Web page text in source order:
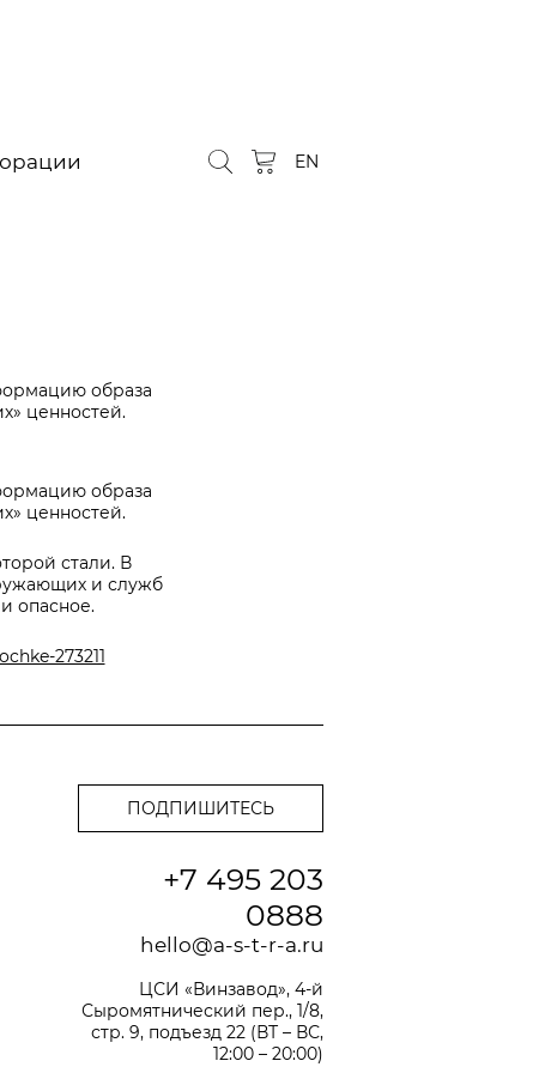
EN
образа
ценностей.
образа
ценностей.
стали. В
и служб
опасное.
273211
+7 495 203
0888
hello@a-s-t-r-a.ru
ЦСИ «Винзавод», 4-й
Сыромятнический пер., 1/8,
стр. 9, подъезд 22 (ВТ – ВС,
12:00 – 20:00)